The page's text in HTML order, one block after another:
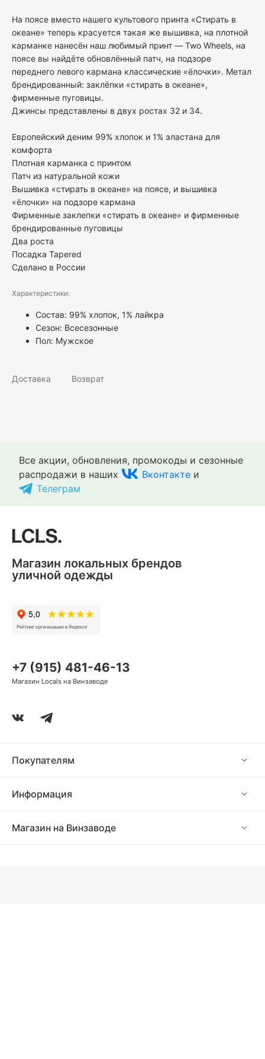
На поясе вместо нашего культового принта «Стирать в
океане» теперь красуется такая же вышивка, на плотной
карманке нанесён наш любимый принт — Two Wheels, на
поясе вы найдёте обновлённый патч, на подзоре
переднего левого кармана классические «ёлочки». Метал
брендированный: заклёпки «стирать в океане»,
фирменные пуговицы.
Джинсы представлены в двух ростах 32 и 34.
Европейский деним 99% хлопок и 1% эластана для
комфорта
Плотная карманка с принтом
Патч из натуральной кожи
Вышивка «стирать в океане» на поясе, и вышивка
«ёлочки» на подзоре кармана
Фирменные заклепки «стирать в океане» и фирменные
брендированные пуговицы
Два роста
Посадка Tapered
Сделано в России
Характеристики:
Состав: 99% хлопок, 1% лайкра
Сезон: Всесезонные
Пол: Мужское
Доставка Возврат
Все акции, обновления, промокоды и сезонные
распродажи в наших
Вконтакте и
Телеграм
Покупателям
Информация
Магазин на Винзаводе
+7 (915) 481-46-13
Магазин Locals на Винзаводе
Магазин локальных брендов
уличной одежды